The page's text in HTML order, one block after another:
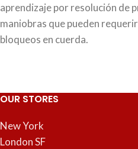
aprendizaje por resolución de
maniobras que pueden
bloqueos en cuerda.
OUR STORES
New York
London SF